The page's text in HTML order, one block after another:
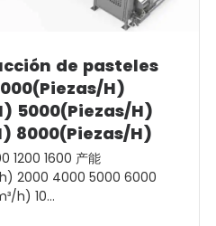
de pasteles
H)
5000(Piezas/H)
8000(Piezas/H)
1200 1600 产能
2000 4000 5000 6000
h) 10...